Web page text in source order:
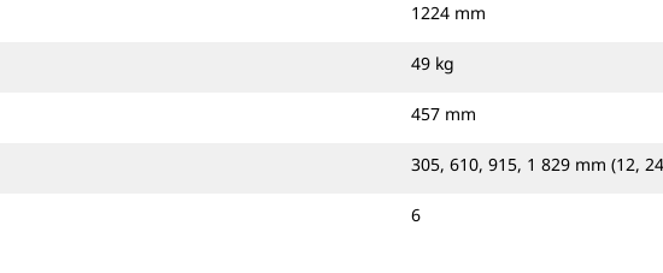
1224 mm
49 kg
457 mm
305, 610, 915, 1 829 mm (12,
6